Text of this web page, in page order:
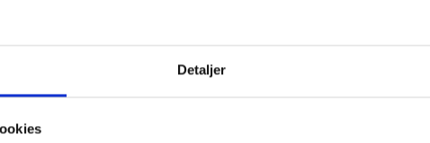
Detaljer
som I kan gå på line på, og se hvor langt du
blandt andet deres balance ved at slå